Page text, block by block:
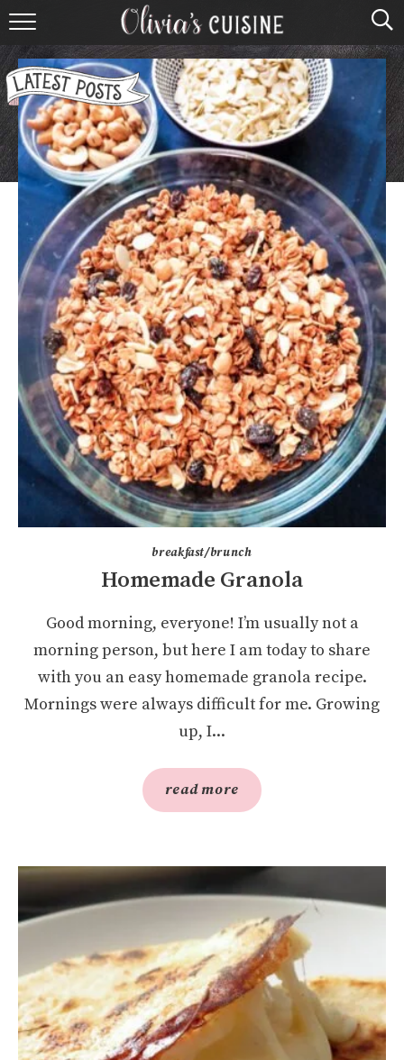
home
about olivia
contact
browse recipes
course
cuisine
holidays
shop
breakfast/brunch
Homemade Granola
Good morning, everyone! I’m usually not a
morning person, but here I am today to share
with you an easy homemade granola recipe.
Mornings were always difficult for me. Growing
up, I...
read more